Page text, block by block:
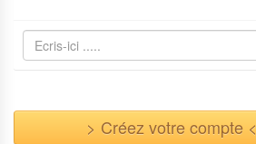
> Créez votre compte <